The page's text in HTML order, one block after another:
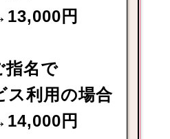
円
指名で
ス利用の場合
円